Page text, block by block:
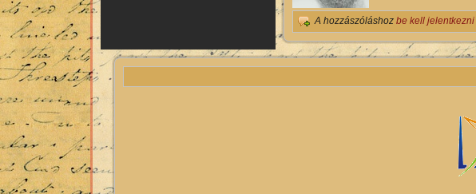
A hozzászóláshoz be kell jelentkezni